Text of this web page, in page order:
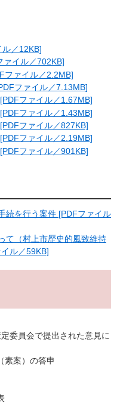
／12KB]
ァイル／702KB]
ファイル／2.2MB]
ファイル／7.13MB]
ファイル／1.67MB]
ファイル／1.43MB]
ファイル／827KB]
ファイル／2.19MB]
ファイル／901KB]
続を行う案件 [PDFファイル
て（村上市歴史的風致維持
ル／59KB]
委員会で提出された意見に
素案）の答申